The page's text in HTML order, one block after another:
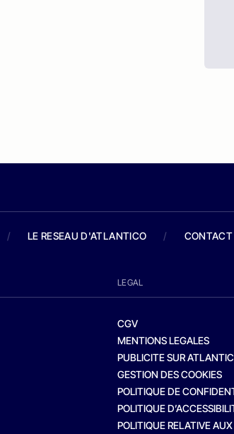
/ LE RESEAU D'ATLANTICO / CONTACT
LEGAL
CGV
MENTIONS LEGALES
PUBLICITE SUR
GESTION DES COOKIES
POLITIQUE DE
POLITIQUE
POLITIQUE RELATIVE